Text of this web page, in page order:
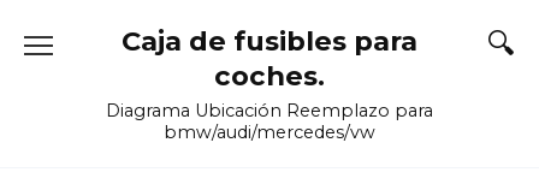
Caja de fusibles para
coches.
Diagrama Ubicación Reemplazo para
bmw/audi/mercedes/vw